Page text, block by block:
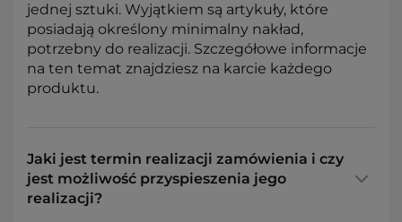
jednej sztuki. Wyjątkiem są artykuły, które
posiadają określony minimalny nakład,
potrzebny do realizacji. Szczegółowe informacje
na ten temat znajdziesz na karcie każdego
produktu.
Jaki jest termin realizacji zamówienia i czy
jest możliwość przyspieszenia jego
realizacji?